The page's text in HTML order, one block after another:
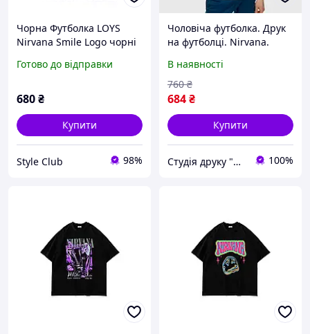
Чорна Футболка LOYS
Nirvana Smile Logo чорні
Кобейн унісекс XS
Готово до відправки
680₴
Купити
Style Club 98%
Чоловіча футболка. Друк
на футболці. Nirvana.
В наявності
684₴
760 ₴
Купити
Студія друку "Hard Print" 100%